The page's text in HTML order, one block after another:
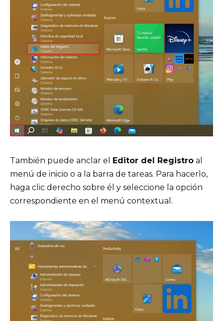
También puede anclar el Editor del Registro al
menú de inicio o a la barra de tareas. Para hacerlo,
haga clic derecho sobre él y seleccione la opción
correspondiente en el menú contextual.